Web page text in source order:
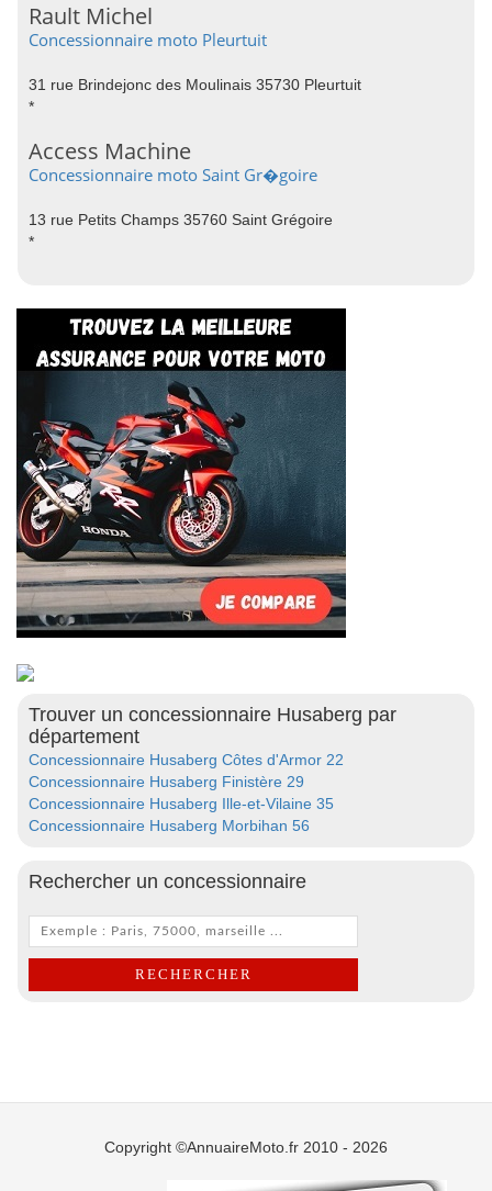
Rault Michel
Concessionnaire moto Pleurtuit
31 rue Brindejonc des Moulinais 35730 Pleurtuit
*
Access Machine
Concessionnaire moto Saint Gr�goire
13 rue Petits Champs 35760 Saint Grégoire
*
Trouver un concessionnaire Husaberg par
département
Concessionnaire Husaberg Côtes d'Armor 22
Concessionnaire Husaberg Finistère 29
Concessionnaire Husaberg Ille-et-Vilaine 35
Concessionnaire Husaberg Morbihan 56
Rechercher un concessionnaire
Copyright ©AnnuaireMoto.fr 2010 - 2026